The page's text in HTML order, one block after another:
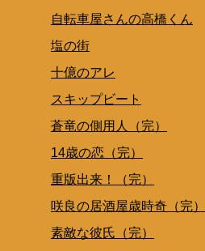
自転車屋さんの高橋くん
塩の街
十億のアレ
スキップビート
蒼竜の側用人（完）
14歳の恋（完）
重版出来！（完）
咲良の居酒屋歳時奇（完）
素敵な彼氏（完）